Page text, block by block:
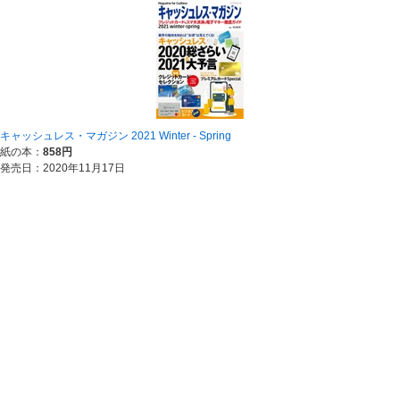
キャッシュレス・マガジン 2021 Winter - Spring
紙の本： 858円
発売日：2020年11月17日